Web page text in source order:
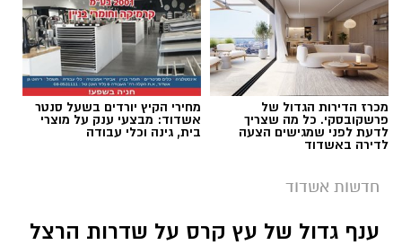
הודות לפעילות חקירתית מהירה ומקצועית, הצליחו
חוקרי התחנה להתחקות אחר זהותו של החשוד,
ובהמשך הוא אותר ונעצר זמן קצר לאחר האירוע.
החשוד, קטין תושב אשדוד, הועבר לחקירה בתחנת
המשטרה, והחקירה נמשכת.
ב-WhatsApp לחצו כאן
מכרז הדירות הגדול של
פרשקובסקי. כל מה שצריך
לדעת לפני שמגישים הצעה
לדירה באשדוד
מחירי הקיץ יורדים בשעל סנטר
אשדוד: מבצעי ענק על מוצרי
בית, גינה וכלי עבודה
חדשות אשדוד
ענף גדול של עץ קרס על שדרות הרצל